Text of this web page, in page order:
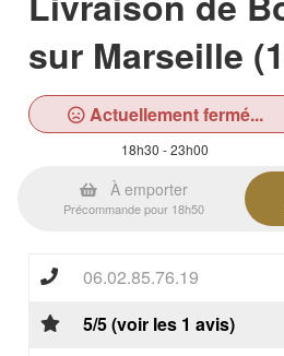
sur Marseille
Actuellement fermé...
18h30 - 23h00
À emporter
Précommande pour 18h50
06.02.85.76.19
5/5 (voir les 1 avis)